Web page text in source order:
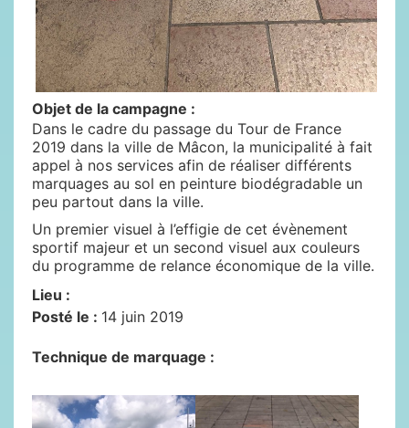
Objet de la campagne :
Dans le cadre du passage du Tour de France
2019 dans la ville de Mâcon, la municipalité à fait
appel à nos services afin de réaliser différents
marquages au sol en peinture biodégradable un
peu partout dans la ville.
Un premier visuel à l’effigie de cet évènement
sportif majeur et un second visuel aux couleurs
du programme de relance économique de la ville.
Lieu :
Posté le : 14 juin 2019
Technique de marquage :